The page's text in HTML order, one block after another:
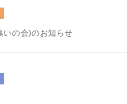
いの会)のお知らせ